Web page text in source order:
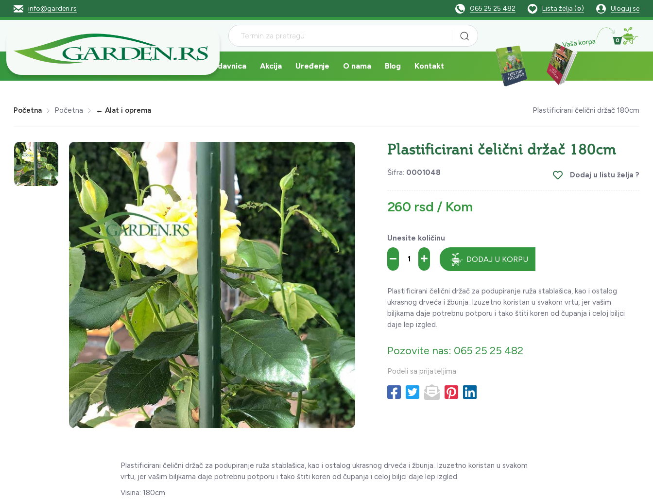
info@garden.rs 065 25 25 482 Lista želja (0 ) Uloguj se
Vaša korpa 0
Prodavnica Akcija Uređenje O nama Blog Kontakt
Početna Početna ← Alat i oprema Plastificirani čelični držač 180cm
Plastificirani čelični držač 180cm
Šifra: 0001048 Dodaj u listu želja ?
260 rsd / Kom
Unesite količinu
DODAJ U KORPU
Plastificirani čelični držač za podupiranje ruža stablašica, kao i ostalog
ukrasnog drveća i žbunja. Izuzetno koristan u svakom vrtu, jer vašim
biljkama daje potrebnu potporu i tako štiti koren od čupanja i celoj biljci
daje lep izgled.
Pozovite nas: 065 25 25 482
Podeli sa prijateljima
Plastificirani čelični držač za podupiranje ruža stablašica, kao i ostalog ukrasnog drveća i žbunja. Izuzetno koristan u svakom
vrtu, jer vašim biljkama daje potrebnu potporu i tako štiti koren od čupanja i celoj biljci daje lep izgled.
Visina: 180cm